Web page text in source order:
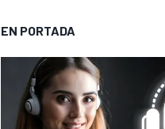
EN PORTADA